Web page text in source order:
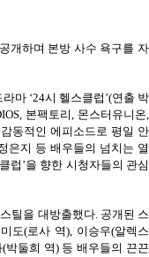
개하며 본방 사수 욕구를 자
마 ‘24시 헬스클럽’(연출 박
본팩토리, 몬스터유니온,
동적인 에피소드로 평일 안
은지 등 배우들의 넘치는 열
럽’을 향한 시청자들의 관심
틸을 대방출했다. 공개된 스
도(로사 역), 이승우(알렉스
박둘희 역) 등 배우들의 끈끈